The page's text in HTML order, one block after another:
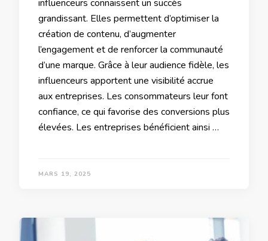
influenceurs connaissent un succès
grandissant. Elles permettent d’optimiser la
création de contenu, d’augmenter
l’engagement et de renforcer la communauté
d’une marque. Grâce à leur audience fidèle, les
influenceurs apportent une visibilité accrue
aux entreprises. Les consommateurs leur font
confiance, ce qui favorise des conversions plus
élevées. Les entreprises bénéficient ainsi …
MARS 19, 2025